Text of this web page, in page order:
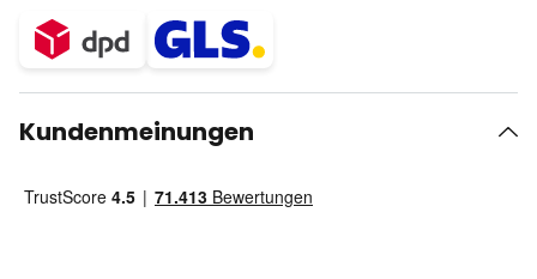
Kundenmeinungen